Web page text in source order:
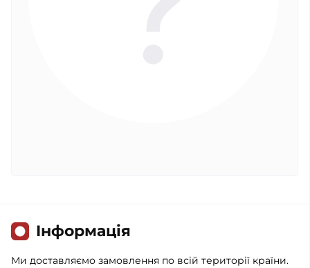
Iнформація
Ми доставляємо замовлення по всій території країни.